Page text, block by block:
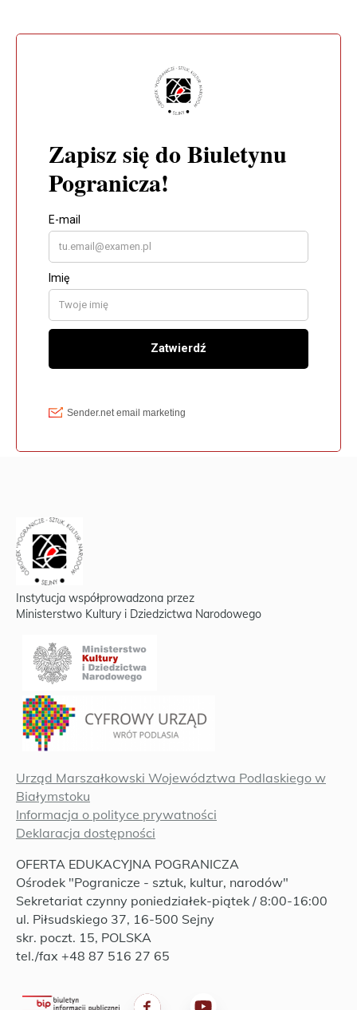
Instytucja współprowadzona przez
Ministerstwo Kultury i Dziedzictwa Narodowego
Urząd Marszałkowski Województwa Podlaskiego w
Białymstoku
Informacja o polityce prywatności
Deklaracja dostępności
OFERTA EDUKACYJNA POGRANICZA
Ośrodek "Pogranicze - sztuk, kultur, narodów"
Sekretariat czynny poniedziałek-piątek / 8:00-16:00
ul. Piłsudskiego 37, 16-500 Sejny
skr. poczt. 15, POLSKA
tel./fax +48 87 516 27 65